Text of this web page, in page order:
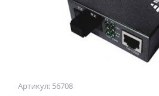
Артикул: 56708